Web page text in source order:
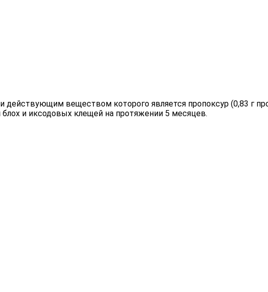
веществом которого является пропоксур (0,83 г
и иксодовых клещей на протяжении 5 месяцев.